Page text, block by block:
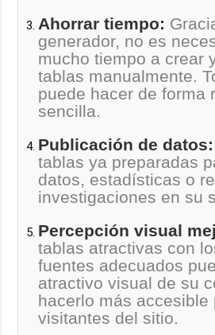
Ahorrar tiempo:
generador, no es
mucho tiempo a crear
tablas manualmente.
puede hacer de forma
sencilla.
Publicación de datos:
tablas ya preparadas
datos, estadísticas o
investigaciones en su
Percepción visual
tablas atractivas con
fuentes adecuados
atractivo visual de su
hacerlo más accesible
visitantes del sitio.